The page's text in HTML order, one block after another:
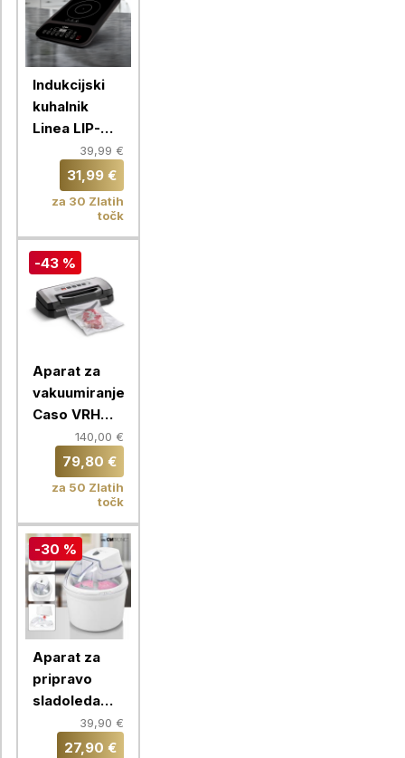
Indukcijski
kuhalnik
Linea LIP-
0681, enojni
39,99 €
31,99 €
za 30 Zlatih
točk
-43 %
Aparat za
vakuumiranje
Caso VRH
Advanced,
110W
140,00 €
79,80 €
za 50 Zlatih
točk
-30 %
Aparat za
pripravo
sladoleda
Clatronic
ICM3764, 1,5
39,90 €
27,90 €